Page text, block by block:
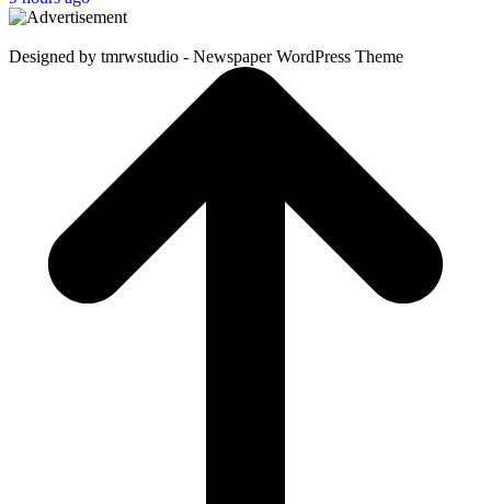
Designed by tmrwstudio - Newspaper WordPress Theme